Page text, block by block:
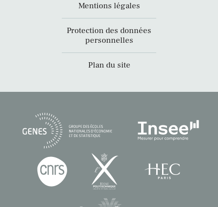
Mentions légales
Protection des données
personnelles
Plan du site